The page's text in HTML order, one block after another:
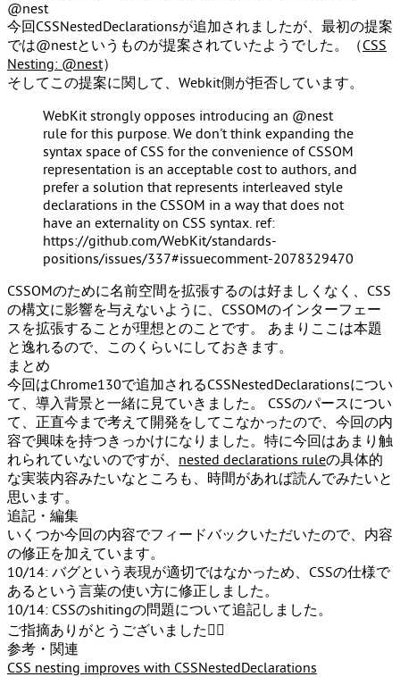
@nest
今回 CSSNestedDeclarationsが追加されましたが、最初の提案
では@nestというものが提案されていたようでした。（CSS
Nesting: @nest）
そしてこの提案に関して、Webkit側が拒否しています。
WebKit strongly opposes introducing an @nest
rule for this purpose. We don't think expanding the
syntax space of CSS for the convenience of CSSOM
representation is an acceptable cost to authors, and
prefer a solution that represents interleaved style
declarations in the CSSOM in a way that does not
have an externality on CSS syntax. ref:
https://github.com/WebKit/standards-
positions/issues/337#issuecomment-2078329470
CSSOMのために名前空間を拡張するのは好ましくなく、CSS
の構文に影響を与えないように、CSSOMのインターフェー
スを拡張することが理想とのことです。 あまりここは本題
と逸れるので、このくらいにしておきます。
まとめ
今回はChrome130で追加されるCSSNestedDeclarationsについ
て、導入背景と一緒に見ていきました。 CSSのパースについ
て、正直今まで考えて開発をしてこなかったので、今回の内
容で興味を持つきっかけになりました。特に今回はあまり触
れられていないのですが、 nested declarations ruleの具体的
な実装内容みたいなところも、時間があれば読んでみたいと
思います。
追記・編集
いくつか今回の内容でフィードバックいただいたので、内容
の修正を加えています。
10/14: バグという表現が適切ではなかっため、CSSの仕様で
あるという言葉の使い方に修正しました。
10/14: CSSのshitingの問題について追記しました。
ご指摘ありがとうございました🙇‍♂️
参考・関連
CSS nesting improves with CSSNestedDeclarations